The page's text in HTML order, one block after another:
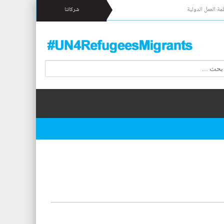
العمل الدولية شركائنا